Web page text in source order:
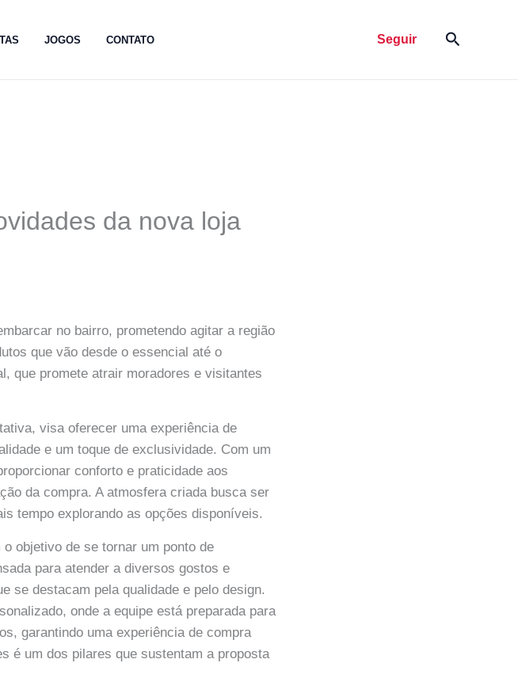
JOGOS CONTATO Seguir Pesquisar
da nova loja
no bairro, prometendo agitar a região
que vão desde o essencial até o
que promete atrair moradores e visitantes
visa oferecer uma experiência de
e um toque de exclusividade. Com um
conforto e praticidade aos
da compra. A atmosfera criada busca ser
tempo explorando as opções disponíveis.
objetivo de se tornar um ponto de
para atender a diversos gostos e
se destacam pela qualidade e pelo design.
onde a equipe está preparada para
garantindo uma experiência de compra
é um dos pilares que sustentam a proposta